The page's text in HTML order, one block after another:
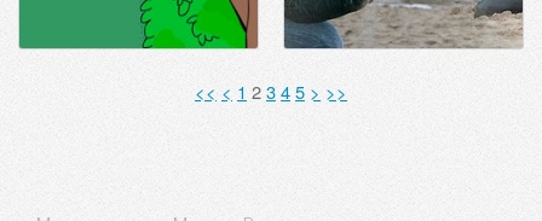
<< < 1 2345 > >>